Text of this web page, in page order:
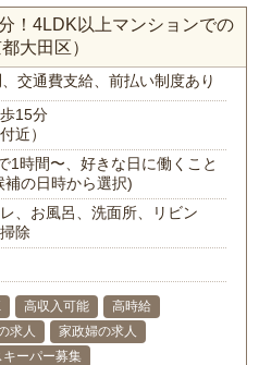
！4LDK以上マンションでの
大田区）
、交通費支給、前払い制度あり
15分
近）
1時間〜、好きな日に働くこと
の日時から選択)
、お風呂、洗面所、リビン
除
高収入可能
高時給
求人
家政婦の求人
キーパー募集